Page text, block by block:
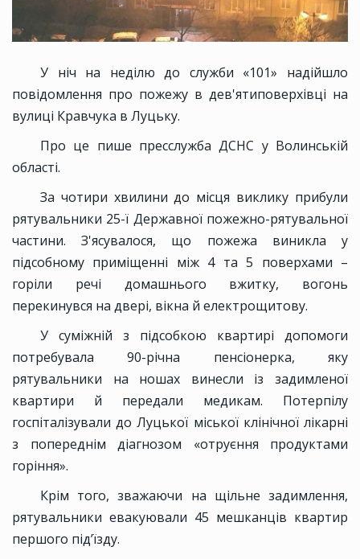
У ніч на неділю до служби «101» надійшло
повідомлення про пожежу в дев'ятиповерхівці на
вулиці Кравчука в Луцьку.
Про це пише пресслужба ДСНС у Волинській
області.
За чотири хвилини до місця виклику прибули
рятувальники 25-ї Державної пожежно-рятувальної
частини. З'ясувалося, що пожежа виникла у
підсобному приміщенні між 4 та 5 поверхами –
горіли речі домашнього вжитку, вогонь
перекинувся на двері, вікна й електрощитову.
У суміжній з підсобкою квартирі допомоги
потребувала 90-річна пенсіонерка, яку
рятувальники на ношах винесли із задимленої
квартири й передали медикам. Потерпілу
госпіталізували до Луцької міської клінічної лікарні
з попереднім діагнозом «отруєння продуктами
горіння».
Крім того, зважаючи на щільне задимлення,
рятувальники евакуювали 45 мешканців квартир
першого під’їзду.